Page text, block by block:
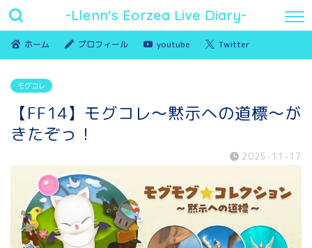
-Llenn's Eorzea Live Diary-
ホーム プロフィール youtube Twitter
モグコレ
【FF14】モグコレ～黙示への道標～が
きたぞっ！
2025-11-17